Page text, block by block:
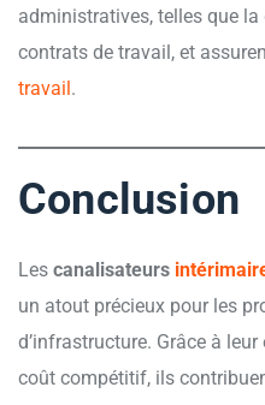
administratives, telles que
contrats de travail, et
travail.
Conclusion
Les canalisateurs
un atout précieux pour les
d’infrastructure. Grâce à
coût compétitif, ils